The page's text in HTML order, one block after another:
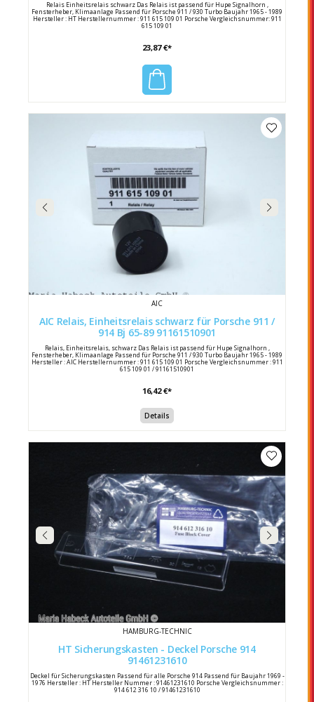
Relais Einheitsrelais schwarz Das Relais ist passend für Hupe Signalhorn ,
Fensterheber, Klimaanlage Passend für Porsche 911 / 930 Turbo Baujahr 1965 - 1989
Hersteller : HT Herstellernummer : 911 615 109 01 Porsche Vergleichsnummer: 911
615 109 01
23,87 €*
AIC
AIC Relais, Einheitsrelais schwarz für Porsche 911 /
914 Bj 65-89 91161510901
Relais, Einheitsrelais, schwarz Das Relais ist passend für Hupe Signalhorn ,
Fensterheber, Klimaanlage Passend für Porsche 911 / 930 Turbo Baujahr 1965 - 1989
Hersteller : AIC Herstellernummer : 911 615 109 01 Porsche Vergleichsnummer : 911
615 109 01 / 91161510901
16,42 €*
Details
HAMBURG-TECHNIC
HT Sicherungskasten - Deckel Porsche 914
91461231610
Deckel für Sicherungskasten Passend für alle Porsche 914 Passend für Baujahr 1969 -
1976 Hersteller : HT Hersteller Nummer : 91461231610 Porsche Vergleichsnummer :
914 612 316 10 / 91461231610